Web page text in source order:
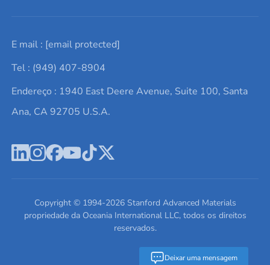
Deixar uma mensagem
Lista de consultas
Termos e Condições
Política de Privacidade
Elementos de terras raras
Alvos de pulverização catódica
Ácido hialurônico
Promoções atuais
Notícias e blogs
Estudos de caso
Escreva para nós
E mail : [email protected]
Tel : (949) 407-8904
Endereço : 1940 East Deere Avenue, Suite 100, Santa
Ana, CA 92705 U.S.A.
Copyright © 1994-2026Stanford Advanced Materials
propriedade da Oceania International LLC, todos os direitos
reservados.